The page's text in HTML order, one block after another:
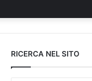
RICERCA NEL SITO